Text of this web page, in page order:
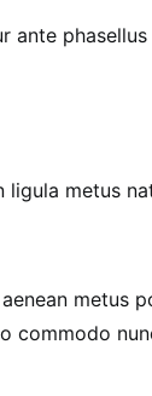
ante
ligula metus
metus
commodo